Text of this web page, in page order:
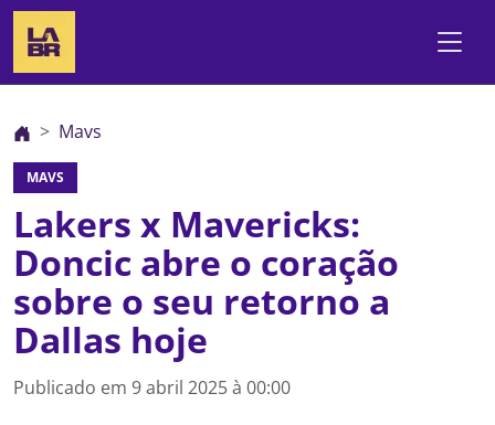
Mavs
MAVS
Lakers x Mavericks:
Doncic abre o coração
sobre o seu retorno a
Dallas hoje
Publicado em 9 abril 2025 à 00:00